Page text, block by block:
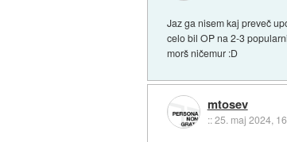
Jaz ga nisem kaj preveč
celo bil OP na 2-3
morš ničemur :D
mtosev
::25. maj 2024,